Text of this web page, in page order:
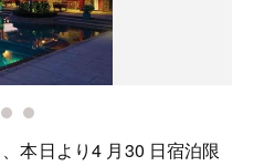
本日より4 月30 日宿泊限